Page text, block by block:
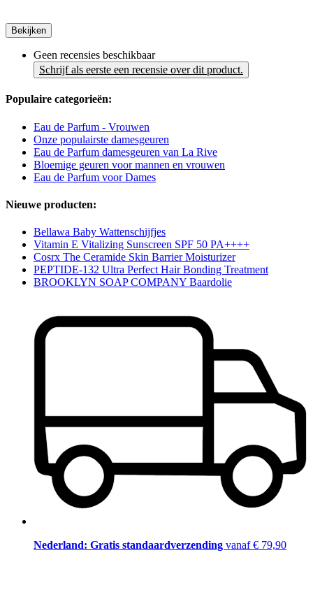
Bekijken
Geen recensies beschikbaar
Schrijf als eerste een recensie over dit product.
Populaire categorieën:
Eau de Parfum - Vrouwen
Onze populairste damesgeuren
Eau de Parfum damesgeuren van La Rive
Bloemige geuren voor mannen en vrouwen
Eau de Parfum voor Dames
Nieuwe producten:
Bellawa Baby Wattenschijfjes
Vitamin E Vitalizing Sunscreen SPF 50 PA++++
Cosrx The Ceramide Skin Barrier Moisturizer
PEPTIDE-132 Ultra Perfect Hair Bonding Treatment
BROOKLYN SOAP COMPANY Baardolie
Nederland: Gratis standaardverzending vanaf € 79,90